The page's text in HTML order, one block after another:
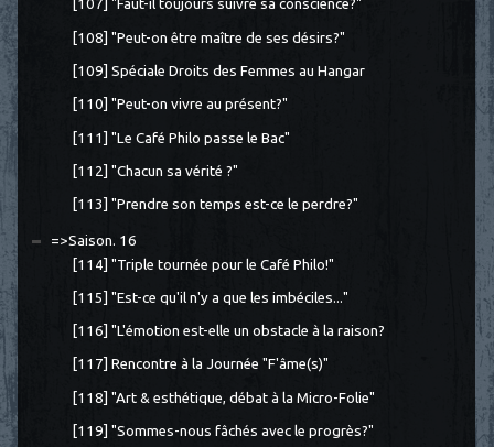
[107] "Faut-il toujours suivre sa conscience?"
[108] "Peut-on être maître de ses désirs?"
[109] Spéciale Droits des Femmes au Hangar
[110] "Peut-on vivre au présent?"
[111] "Le Café Philo passe le Bac"
[112] "Chacun sa vérité ?"
[113] "Prendre son temps est-ce le perdre?"
=>Saison. 16
[114] "Triple tournée pour le Café Philo!"
[115] "Est-ce qu'il n'y a que les imbéciles..."
[116] "L'émotion est-elle un obstacle à la raison?
[117] Rencontre à la Journée "F'âme(s)"
[118] "Art & esthétique, débat à la Micro-Folie"
[119] "Sommes-nous fâchés avec le progrès?"